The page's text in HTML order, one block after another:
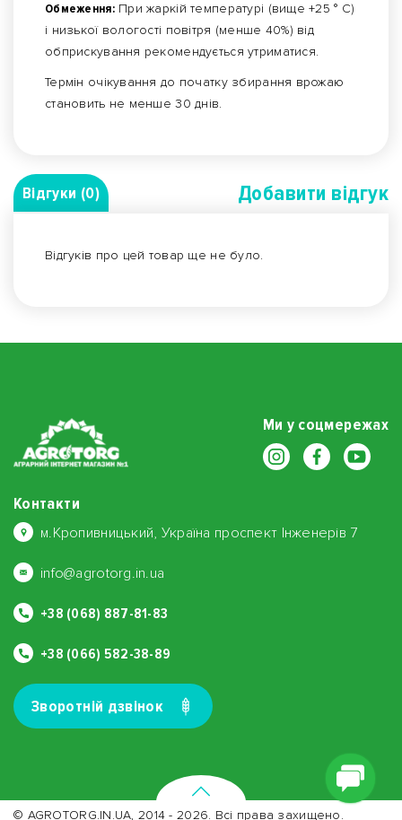
Обмеження:При жаркій температурі (вище +25 ° С)
і низької вологості повітря (менше 40%) від
обприскування рекомендується утриматися.
Термін очікування до початку збирання врожаю
становить не менше 30 днів.
Відгуки (0) Добавити вiдгук
Відгуків про цей товар ще не було.
Ми у соцмережах
Контакти
м.Кропивницький, Україна проспект Інженерів 7
info@agrotorg.in.ua
+38 (068) 887-81-83
+38 (066) 582-38-89
Зворотнiй дзвiнок
© AGROTORG.IN.UA, 2014 - 2026. Всі права захищено.